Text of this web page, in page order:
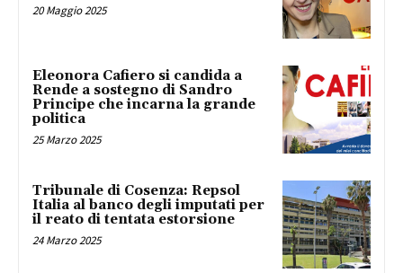
20 Maggio 2025
Eleonora Cafiero si candida a
Rende a sostegno di Sandro
Principe che incarna la grande
politica
25 Marzo 2025
Tribunale di Cosenza: Repsol
Italia al banco degli imputati per
il reato di tentata estorsione
24 Marzo 2025